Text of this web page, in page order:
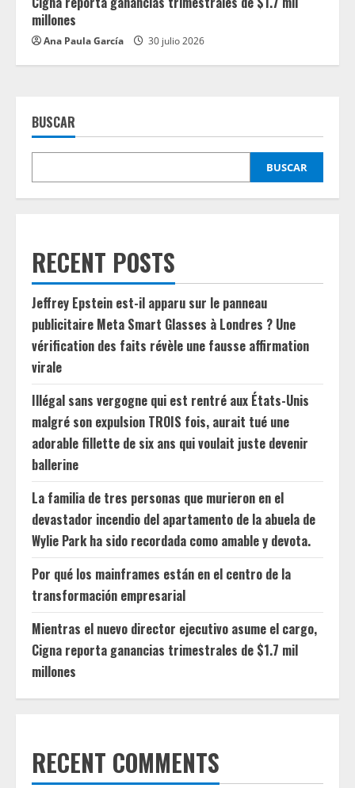
millones
Ana Paula García 30 julio 2026
BUSCAR
BUSCAR
RECENT POSTS
Jeffrey Epstein est-il apparu sur le panneau
publicitaire Meta Smart Glasses à Londres ? Une
vérification des faits révèle une fausse affirmation
virale
Illégal sans vergogne qui est rentré aux États-Unis
malgré son expulsion TROIS fois, aurait tué une
adorable fillette de six ans qui voulait juste devenir
ballerine
La familia de tres personas que murieron en el
devastador incendio del apartamento de la abuela de
Wylie Park ha sido recordada como amable y devota.
Por qué los mainframes están en el centro de la
transformación empresarial
Mientras el nuevo director ejecutivo asume el cargo,
Cigna reporta ganancias trimestrales de $1.7 mil
millones
RECENT COMMENTS